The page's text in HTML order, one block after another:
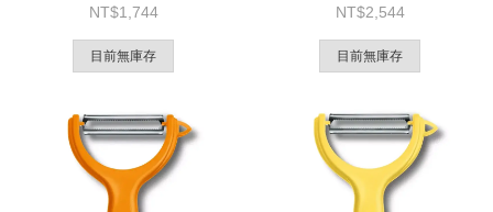
1,744
目前無庫存
2,544
目前無庫存